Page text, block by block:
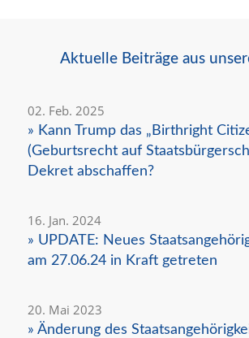
Aktuelle Beiträge aus
02. Feb. 2025
» Kann Trump das „Birthright
(Geburtsrecht auf
Dekret abschaffen?
16. Jan. 2024
» UPDATE: Neues
am 27.06.24 in Kraft getreten
20. Mai 2023
» Änderung des